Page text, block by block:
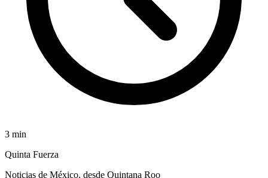
3 min
Quinta Fuerza
Noticias de México, desde Quintana Roo